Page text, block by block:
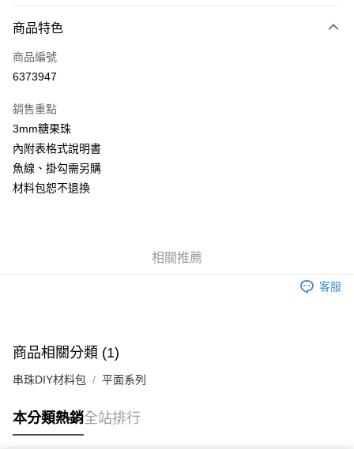
信用卡一次付款
超商取貨付款
街口支付
悠遊付
運送方式
宅配 新竹物流
商品特色
商品編號
6373947
銷售重點
3mm糖果珠
內附表格式說明書
魚線、掛勾需另購
材料包恕不退換
相關推薦
客服
商品相關分類 (1)
串珠DIY材料包 平面系列
本分類熱銷全站排行